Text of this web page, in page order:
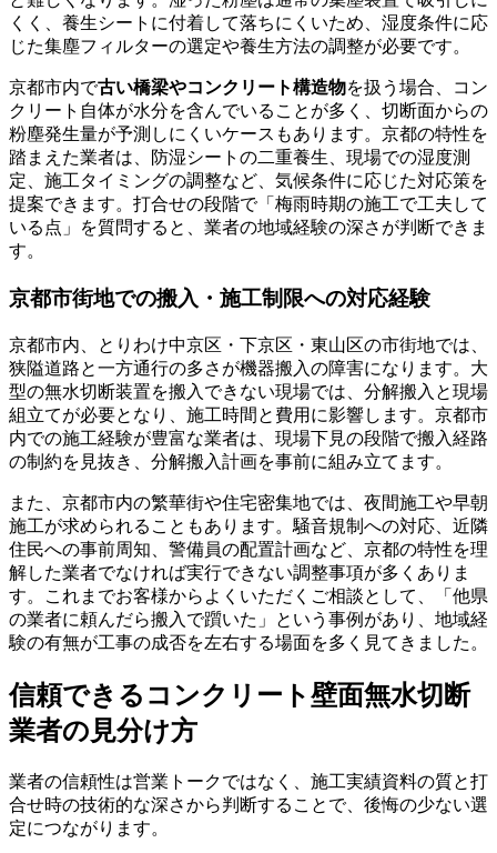
くく、養生シートに付着して落ちにくいため、湿度条件に応
じた集塵フィルターの選定や養生方法の調整が必要です。
京都市内で古い橋梁やコンクリート構造物を扱う場合、コン
クリート自体が水分を含んでいることが多く、切断面からの
粉塵発生量が予測しにくいケースもあります。京都の特性を
踏まえた業者は、防湿シートの二重養生、現場での湿度測
定、施工タイミングの調整など、気候条件に応じた対応策を
提案できます。打合せの段階で「梅雨時期の施工で工夫して
いる点」を質問すると、業者の地域経験の深さが判断できま
す。
京都市街地での搬入・施工制限への対応経験
京都市内、とりわけ中京区・下京区・東山区の市街地では、
狭隘道路と一方通行の多さが機器搬入の障害になります。大
型の無水切断装置を搬入できない現場では、分解搬入と現場
組立てが必要となり、施工時間と費用に影響します。京都市
内での施工経験が豊富な業者は、現場下見の段階で搬入経路
の制約を見抜き、分解搬入計画を事前に組み立てます。
また、京都市内の繁華街や住宅密集地では、夜間施工や早朝
施工が求められることもあります。騒音規制への対応、近隣
住民への事前周知、警備員の配置計画など、京都の特性を理
解した業者でなければ実行できない調整事項が多くありま
す。これまでお客様からよくいただくご相談として、「他県
の業者に頼んだら搬入で躓いた」という事例があり、地域経
験の有無が工事の成否を左右する場面を多く見てきました。
信頼できるコンクリート壁面無水切断
業者の見分け方
業者の信頼性は営業トークではなく、施工実績資料の質と打
合せ時の技術的な深さから判断することで、後悔の少ない選
定につながります。